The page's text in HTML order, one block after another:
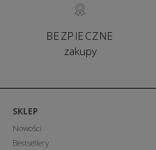
BEZPIECZNE
zakupy
SKLEP
Nowości
Bestsellery